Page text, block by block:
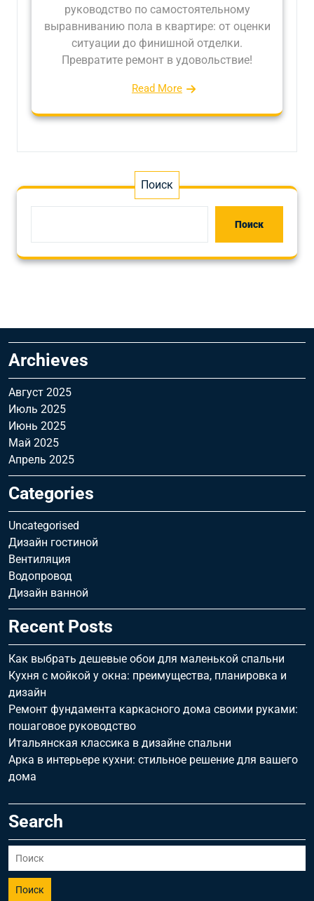
руководство по самостоятельному
выравниванию пола в квартире: от оценки
ситуации до финишной отделки.
Превратите ремонт в удовольствие!
Read More
Поиск
Поиск
Archieves
Август 2025
Июль 2025
Июнь 2025
Май 2025
Апрель 2025
Categories
Uncategorised
Дизайн гостиной
Вентиляция
Водопровод
Дизайн ванной
Recent Posts
Как выбрать дешевые обои для маленькой спальни
Кухня с мойкой у окна: преимущества, планировка и
дизайн
Ремонт фундамента каркасного дома своими руками:
пошаговое руководство
Итальянская классика в дизайне спальни
Арка в интерьере кухни: стильное решение для вашего
дома
Search
Поиск